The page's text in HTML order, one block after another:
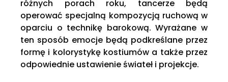
różnych porach roku, tancerze będą
operować specjalną kompozycją ruchową w
oparciu o technikę barokową. Wyrażane w
ten sposób emocje będą podkreślane przez
formę i kolorystykę kostiumów a także przez
odpowiednie ustawienie świateł i projekcje.